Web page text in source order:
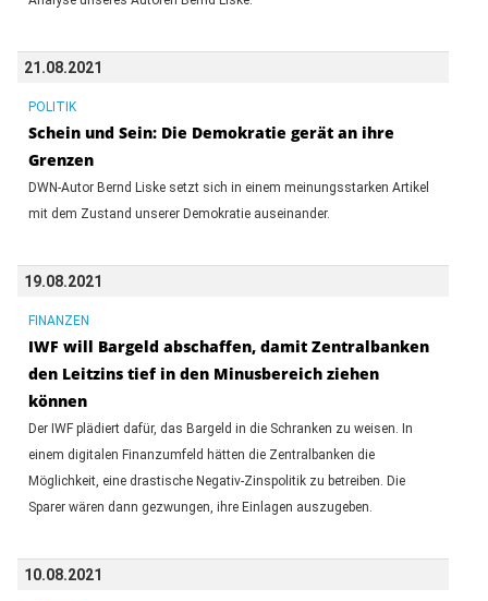
21.08.2021
POLITIK
Schein und Sein: Die Demokratie gerät an ihre
Grenzen
DWN-Autor Bernd Liske setzt sich in einem meinungsstarken Artikel
mit dem Zustand unserer Demokratie auseinander.
19.08.2021
FINANZEN
IWF will Bargeld abschaffen, damit Zentralbanken
den Leitzins tief in den Minusbereich ziehen
können
Der IWF plädiert dafür, das Bargeld in die Schranken zu weisen. In
einem digitalen Finanzumfeld hätten die Zentralbanken die
Möglichkeit, eine drastische Negativ-Zinspolitik zu betreiben. Die
Sparer wären dann gezwungen, ihre Einlagen auszugeben.
10.08.2021